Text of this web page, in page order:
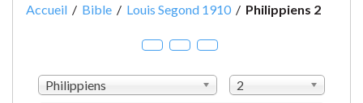
Accueil / Bible / Louis Segond 1910 / Philippiens 2
Philippiens
2